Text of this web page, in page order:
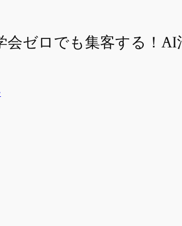
会ゼロでも集客する！